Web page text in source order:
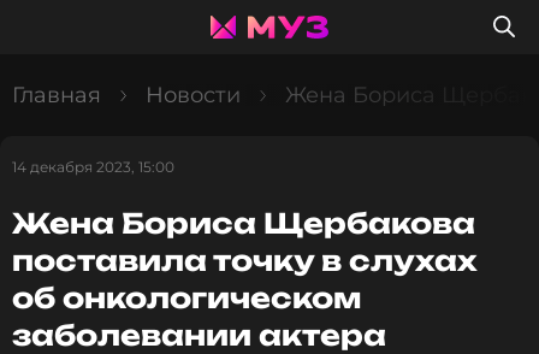
Главная Новости Жена Бориса
14 декабря 2023, 15:00
Жена Бориса Щербакова
поставила точку в слухах
об онкологическом
заболевании актера